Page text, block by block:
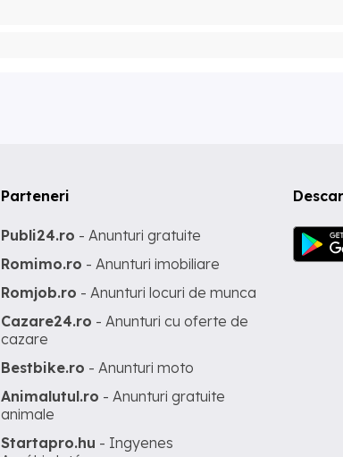
Parteneri
Publi24.ro - Anunturi gratuite
Romimo.ro - Anunturi imobiliare
Romjob.ro - Anunturi locuri de munca
Cazare24.ro - Anunturi cu oferte de
cazare
Bestbike.ro - Anunturi moto
Animalutul.ro - Anunturi gratuite
animale
Startapro.hu - Ingyenes